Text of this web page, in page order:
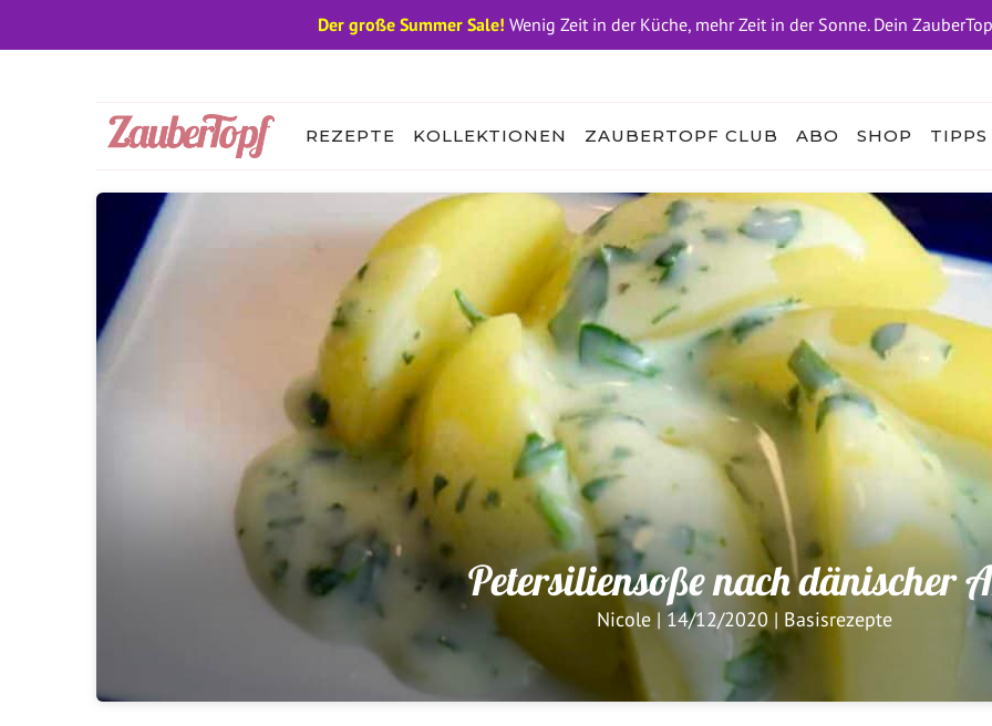
REZEPTE KOLLEKTIONEN ZAUBERTOPF CLUB ABO SHOP TIPPS
Petersiliensoße nach dänischer
Nicole| 14/12/2020 | Basisrezepte
Der große Summer Sale! Wenig Zeit in der Küche, mehr Zeit in der Sonne. Dein